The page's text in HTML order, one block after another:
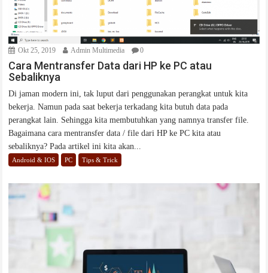
Okt 25, 2019 Admin Multimedia 0
Cara Mentransfer Data dari HP ke PC atau
Sebaliknya
Di jaman modern ini, tak luput dari penggunakan perangkat untuk kita
bekerja. Namun pada saat bekerja terkadang kita butuh data pada
perangkat lain. Sehingga kita membutuhkan yang namnya transfer file.
Bagaimana cara mentransfer data / file dari HP ke PC kita atau
sebaliknya? Pada artikel ini kita akan...
Android & IOS PC Tips & Trick